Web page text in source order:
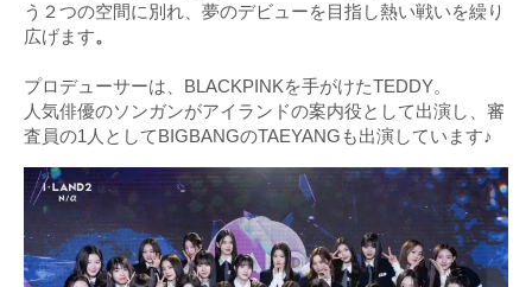
う２つの空間に別れ、夢のデビューを目指し熱い戦いを繰り
広げます。
プロデューサーは、BLACKPINKを手がけたTEDDY。
人気俳優のソンガンがアイランドの案内役として出演し、審
査員の1人としてBIGBANGのTAEYANGも出演しています♪